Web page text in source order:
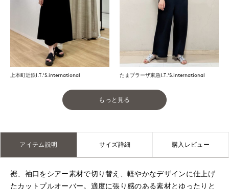
上本町近鉄I.T.'S.international たまプラーザ東急I.T.'S.international
もっと見る
アイテム説明 サイズ詳細 購入レビュー
裾、袖口をシアー素材で切り替え、軽やかなデザインに仕上げ
たカットプルオーバー。適度に張り感のある素材とゆったりと